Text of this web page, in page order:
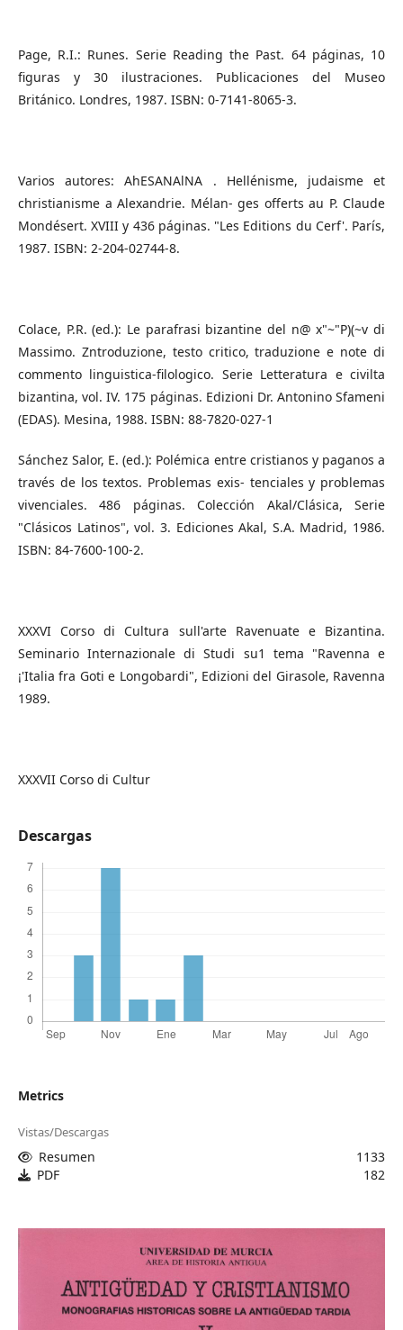
Page, R.I.: Runes. Serie Reading the Past. 64 páginas, 10
figuras y 30 ilustraciones. Publicaciones del Museo
Británico. Londres, 1987. ISBN: 0-7141-8065-3.
Varios autores: AhESANAlNA . Hellénisme, judaisme et
christianisme a Alexandrie. Mélan- ges offerts au P. Claude
Mondésert. XVIII y 436 páginas. "Les Editions du Cerf'. París,
1987. ISBN: 2-204-02744-8.
Colace, P.R. (ed.): Le parafrasi bizantine del n@ x"~"P)(~v di
Massimo. Zntroduzione, testo critico, traduzione e note di
commento linguistica-filologico. Serie Letteratura e civilta
bizantina, vol. IV. 175 páginas. Edizioni Dr. Antonino Sfameni
(EDAS). Mesina, 1988. ISBN: 88-7820-027-1
Sánchez Salor, E. (ed.): Polémica entre cristianos y paganos a
través de los textos. Problemas exis- tenciales y problemas
vivenciales. 486 páginas. Colección Akal/Clásica, Serie
"Clásicos Latinos", vol. 3. Ediciones Akal, S.A. Madrid, 1986.
ISBN: 84-7600-100-2.
XXXVI Corso di Cultura sull'arte Ravenuate e Bizantina.
Seminario Internazionale di Studi su1 tema "Ravenna e
¡'Italia fra Goti e Longobardi", Edizioni del Girasole, Ravenna
1989.
XXXVII Corso di Cultur
Descargas
Metrics
Vistas/Descargas
Resumen
1133
PDF
182